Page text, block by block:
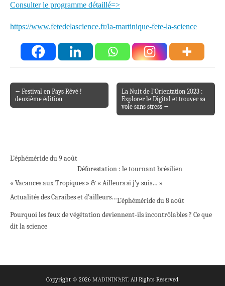
Consulter le programme détaillé=>
https://www.fetedelascience.fr/la-martinique-fete-la-science
Post navigation
← Festival en Pays Rêvé !
deuxième édition
La Nuit de l’Orientation 2023 :
Explorer le Digital et trouver sa
voie sans stress →
L’éphéméride du 9 août
Déforestation : le tournant brésilien
« Vacances aux Tropiques » & « Ailleurs si j’y suis… »
Actualités des Caraïbes et d’ailleurs…L’éphéméride du 8 août
Pourquoi les feux de végétation deviennent-ils incontrôlables ? Ce que
dit la science
Copyright © 2026 MADININ'ART. All Rights Reserved.